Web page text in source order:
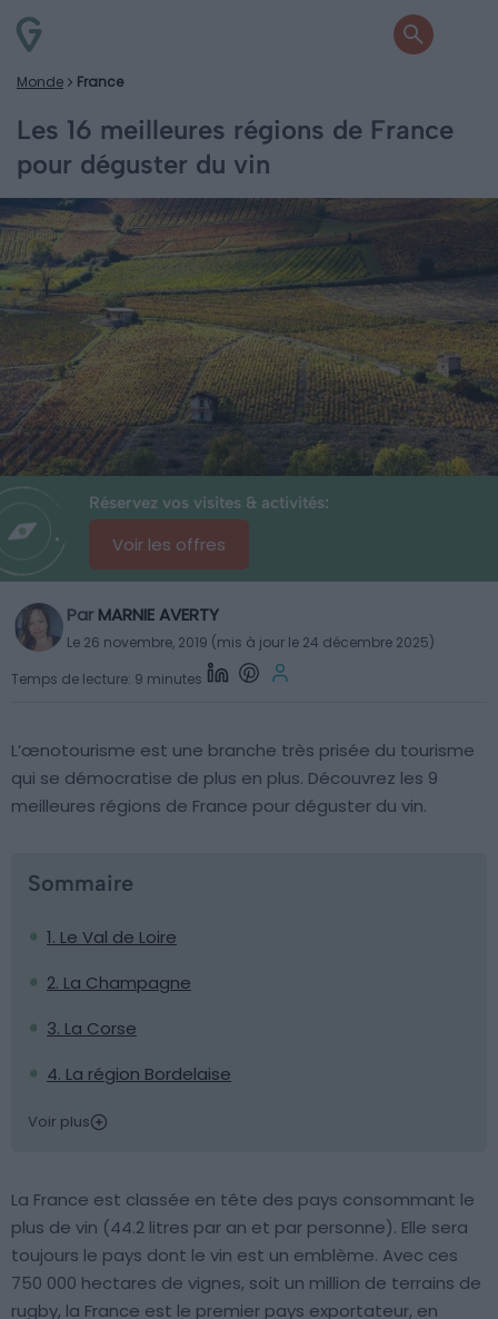
Monde France
Les 16 meilleures régions de France
pour déguster du vin
Réservez vos visites & activités:
Voir les offres
Par MARNIE AVERTY
Le 26 novembre, 2019 (mis à jour le 24 décembre 2025)
Temps de lecture: 9 minutes
L’œnotourisme est une branche très prisée du tourisme
qui se démocratise de plus en plus. Découvrez les 9
meilleures régions de France pour déguster du vin.
Sommaire
1. Le Val de Loire
2. La Champagne
3. La Corse
4. La région Bordelaise
Voir plus
La France est classée en tête des pays consommant le
plus de vin (44.2 litres par an et par personne). Elle sera
toujours le pays dont le vin est un emblème. Avec ces
750 000 hectares de vignes, soit un million de terrains de
rugby, la France est le premier pays exportateur, en